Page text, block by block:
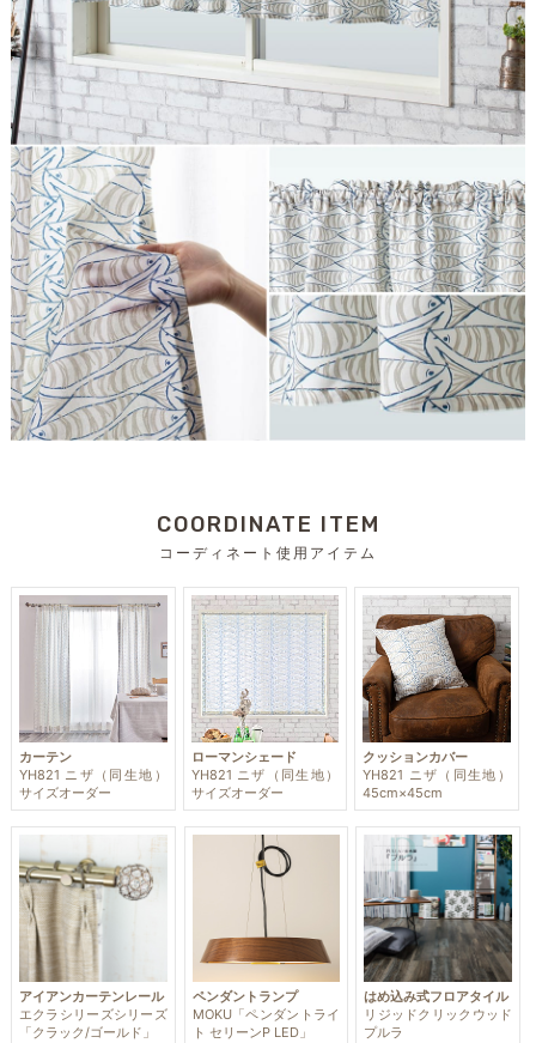
COORDINATE ITEM
コーディネート使用アイテム
カーテン
YH821 ニザ（同生地）
サイズオーダー
ローマンシェード
YH821 ニザ（同生地）
サイズオーダー
クッションカバー
YH821 ニザ（同生地）
45cm×45cm
アイアンカーテンレール
エクラシリーズシリーズ
「クラック/ゴールド」
ペンダントランプ
MOKU「ペンダントライ
ト セリーンP LED」
はめ込み式フロアタイル
リジッドクリックウッド
プルラ